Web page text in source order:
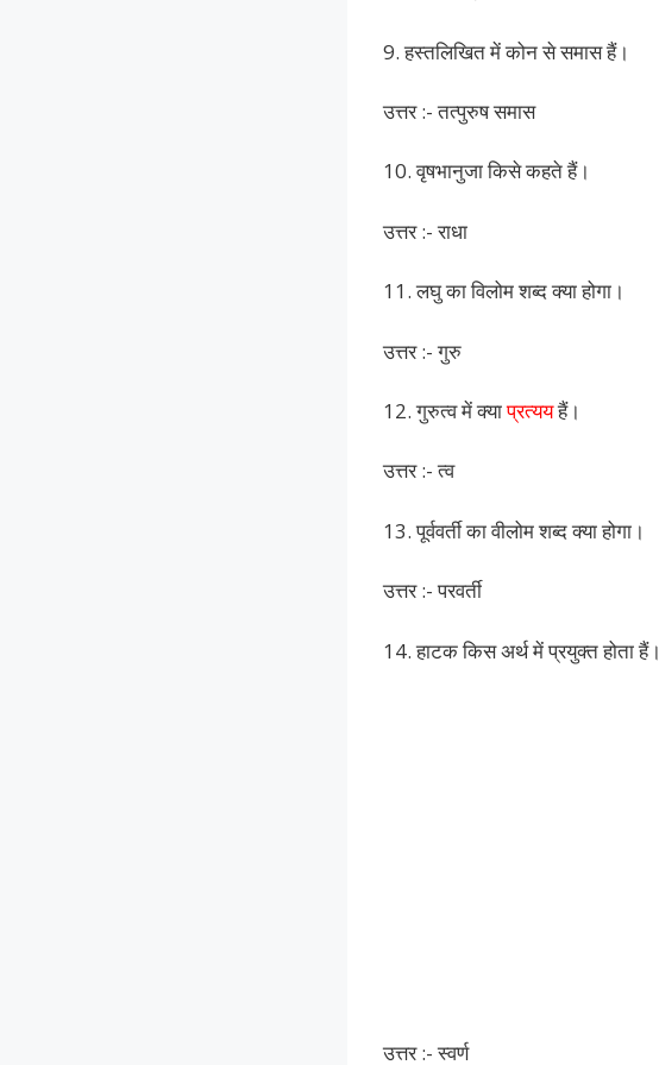
9. हस्तलिखित में कोन से समास हैं।
उत्तर :- तत्पुरुष समास
10. वृषभानुजा किसे कहते हैं।
उत्तर :- राधा
11. लघु का विलोम शब्द क्या होगा।
उत्तर :- गुरु
12. गुरुत्व में क्याप्रत्ययहैं।
उत्तर :- त्व
13. पूर्ववर्ती का वीलोम शब्द क्या होगा।
उत्तर :- परवर्ती
14. हाटक किस अर्थ में प्रयुक्त होता हैं।
उत्तर :- स्वर्ण